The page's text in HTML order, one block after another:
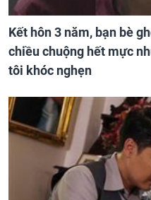
Kết hôn 3 năm, bạn bè
chiều chuộng hết mực
tôi khóc nghẹn